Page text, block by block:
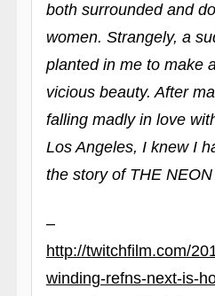
both surrounded and
women. Strangely, a
planted in me to make
vicious beauty. After
falling madly in love
Los Angeles, I knew I
the story of THE
–
http://twitchfilm.com/
winding-refns-next-is-